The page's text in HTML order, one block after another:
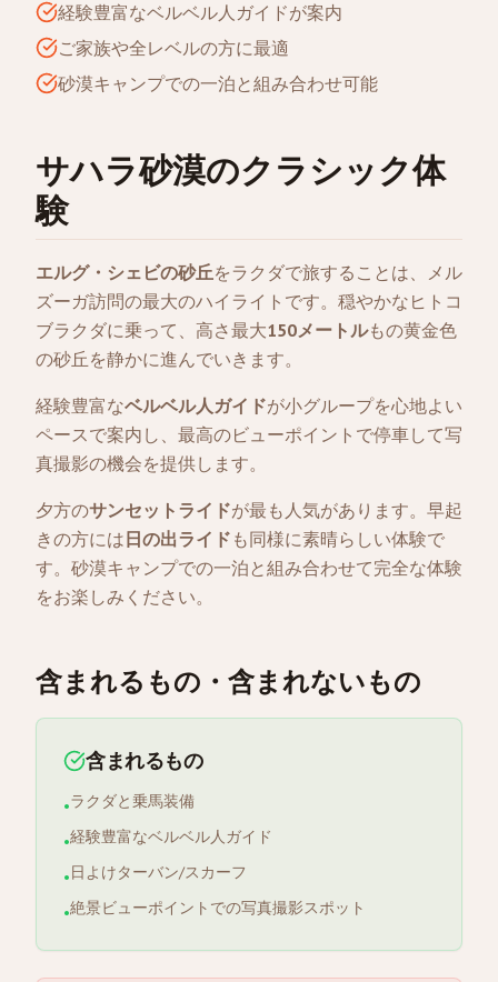
経験豊富なベルベル人ガイドが案内
ご家族や全レベルの方に最適
砂漠キャンプでの一泊と組み合わせ可能
サハラ砂漠のクラシック体
験
エルグ・シェビの砂丘をラクダで旅することは、メル
ズーガ訪問の最大のハイライトです。穏やかなヒトコ
ブラクダに乗って、高さ最大150メートルもの黄金色
の砂丘を静かに進んでいきます。
経験豊富なベルベル人ガイドが小グループを心地よい
ペースで案内し、最高のビューポイントで停車して写
真撮影の機会を提供します。
夕方のサンセットライドが最も人気があります。早起
きの方には 日の出ライド も同様に素晴らしい体験で
す。砂漠キャンプでの一泊と組み合わせて完全な体験
をお楽しみください。
含まれるもの・含まれないもの
含まれるもの
•ラクダと乗馬装備
•経験豊富なベルベル人ガイド
•日よけターバン/スカーフ
•絶景ビューポイントでの写真撮影スポット